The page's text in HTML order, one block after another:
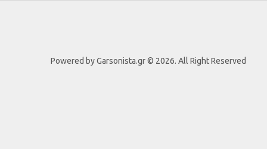
Powered by Garsonista.gr © 2026. All Right Reserved